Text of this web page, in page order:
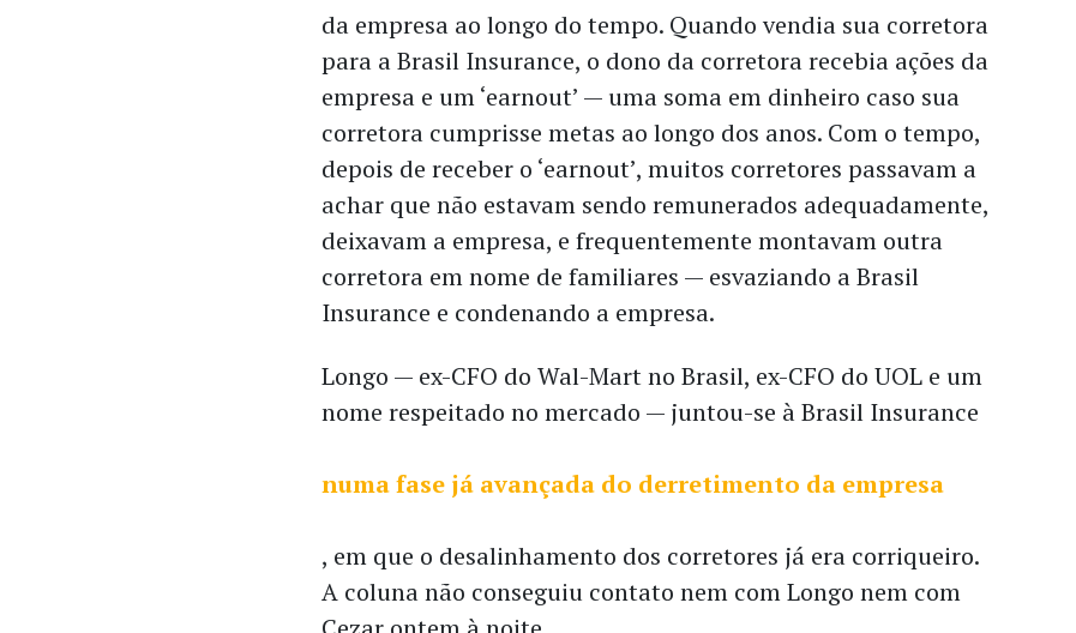
da empresa ao longo do tempo. Quando vendia sua corretora
para a Brasil Insurance, o dono da corretora recebia ações da
empresa e um ‘earnout’ — uma soma em dinheiro caso sua
corretora cumprisse metas ao longo dos anos. Com o tempo,
depois de receber o ‘earnout’, muitos corretores passavam a
achar que não estavam sendo remunerados adequadamente,
deixavam a empresa, e frequentemente montavam outra
corretora em nome de familiares — esvaziando a Brasil
Insurance e condenando a empresa.
Longo — ex-CFO do Wal-Mart no Brasil, ex-CFO do UOL e um
nome respeitado no mercado — juntou-se à Brasil Insurance
numa fase já avançada do derretimento da empresa
, em que o desalinhamento dos corretores já era corriqueiro.
A coluna não conseguiu contato nem com Longo nem com